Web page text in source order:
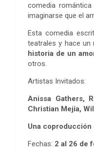
comedia
imaginarse que el
Esta comedia
teatrales y hace
historia de un
otros.
Artistas Invitados:
Anissa Gathers,
Christian Mejía,
Una coproducción
Fechas: 2 al 26 de